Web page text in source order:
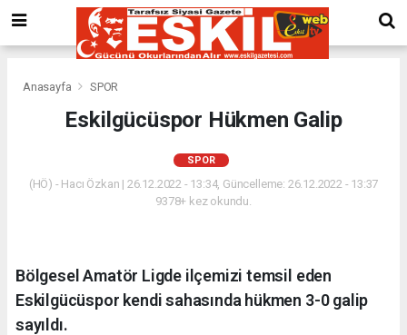
Anasayfa SPOR
Eskilgücüspor Hükmen Galip
SPOR
(HÖ) - Hacı Özkan | 26.12.2022 - 13:34, Güncelleme: 26.12.2022 - 13:37
9378+ kez okundu.
Bölgesel Amatör Ligde ilçemizi temsil eden
Eskilgücüspor kendi sahasında hükmen 3-0 galip
sayıldı.